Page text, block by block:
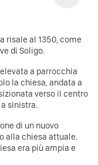
risale al 1350, come
di Soligo.
a parrocchia
la chiesa, andata a
verso il centro
sinistra.
di un nuovo
alla chiesa attuale.
era più ampia e